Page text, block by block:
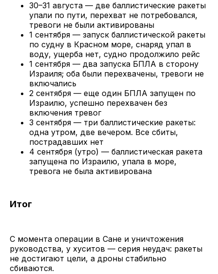
30–31 августа — две баллистические ракеты
упали по пути, перехват не потребовался,
тревоги не были активированы
1 сентября — запуск баллистической ракеты
по судну в Красном море, снаряд упал в
воду, ущерба нет, судно продолжило рейс
1 сентября — два запуска БПЛА в сторону
Израиля; оба были перехвачены, тревоги не
включались
2 сентября — еще один БПЛА запущен по
Израилю, успешно перехвачен без
включения тревог
3 сентября — три баллистические ракеты:
одна утром, две вечером. Все сбиты,
пострадавших нет
4 сентября (утро) — баллистическая ракета
запущена по Израилю, упала в море,
тревога не была активирована
Итог
С момента операции в Сане и уничтожения
руководства, у хуситов — серия неудач: ракеты
не достигают цели, а дроны стабильно
сбиваются.